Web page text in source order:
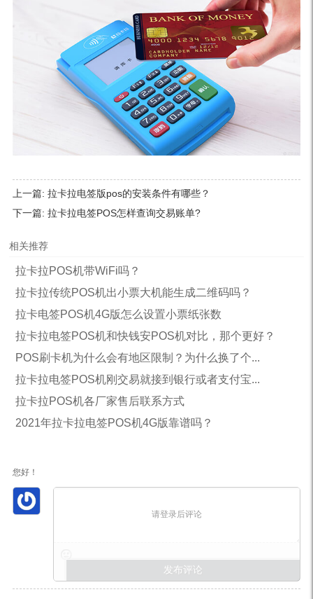
上一篇: 拉卡拉电签版pos的安装条件有哪些？
下一篇: 拉卡拉电签POS怎样查询交易账单?
相关推荐
拉卡拉POS机带WiFi吗？
拉卡拉传统POS机出小票大机能生成二维码吗？
拉卡电签POS机4G版怎么设置小票纸张数
拉卡拉电签POS机和快钱安POS机对比，那个更好？
POS刷卡机为什么会有地区限制？为什么换了个...
拉卡拉电签POS机刚交易就接到银行或者支付宝...
拉卡拉POS机各厂家售后联系方式
2021年拉卡拉电签POS机4G版靠谱吗？
您好！
请登录后评论